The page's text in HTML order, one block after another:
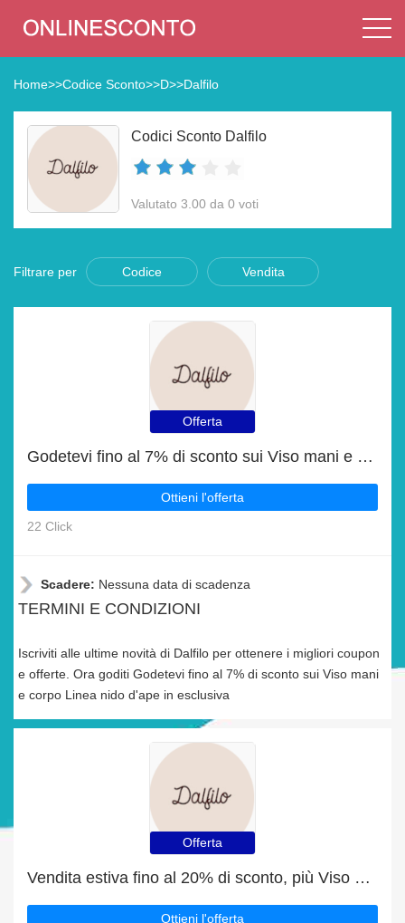
Home>>Codice Sconto>>D>>Dalfilo
Codici Sconto Dalfilo
Valutato 3.00 da 0 voti
Filtrare per Codice Vendita
Offerta
Godetevi fino al 7% di sconto sui Viso mani e corpo Linea nido d'ape in esclusiva
Ottieni l'offerta
22 Click
Scadere: Nessuna data di scadenza
TERMINI E CONDIZIONI
Iscriviti alle ultime novità di Dalfilo per ottenere i migliori coupon
e offerte. Ora goditi Godetevi fino al 7% di sconto sui Viso mani
e corpo Linea nido d'ape in esclusiva
Offerta
Vendita estiva fino al 20% di sconto, più Viso mani e corpo Linea classica con 5% di sconto
Ottieni l'offerta